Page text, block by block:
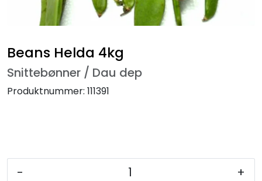
Beans Helda 4kg
Snittebønner / Dau dep
Produktnummer: 111391
- +